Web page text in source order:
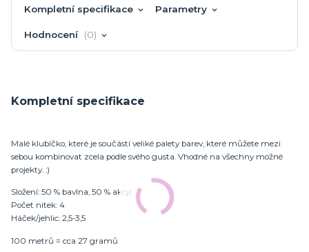
Kompletní specifikace Parametry
Hodnocení 0
Kompletní specifikace
Malé klubíčko, které je součástí veliké palety barev, které můžete mezi
sebou kombinovat zcela podle svého gusta. Vhodné na všechny možné
projekty. :)
Složení: 50 % bavlna, 50 % akryl
Počet nitek: 4
Háček/jehlic: 2,5-3,5
100 metrů = cca 27 gramů